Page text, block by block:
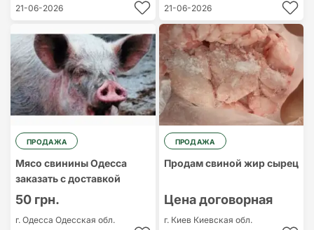
21-06-2026
21-06-2026
ПРОДАЖА
Мясо свинины Одесса
заказать с доставкой
50 грн.
г. Одесса Одесская обл.
ПРОДАЖА
Продам свиной жир сырец
Цена договорная
г. Киев Киевская обл.